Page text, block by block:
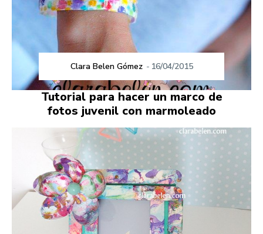
Clara Belen Gómez - 16/04/2015
Tutorial para hacer un marco de
fotos juvenil con marmoleado